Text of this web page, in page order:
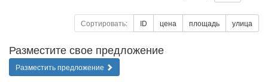
Сортировать: ID цена площадь улица
Разместите свое предложение
Разместить предложение